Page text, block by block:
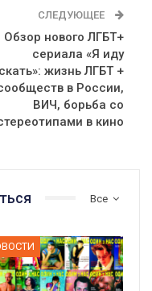
СЛЕДУЮЩЕЕ
Обзор нового ЛГБТ+
сериала «Я иду
жизнь ЛГБТ +
в России,
ВИЧ, борьба со
в кино
Все